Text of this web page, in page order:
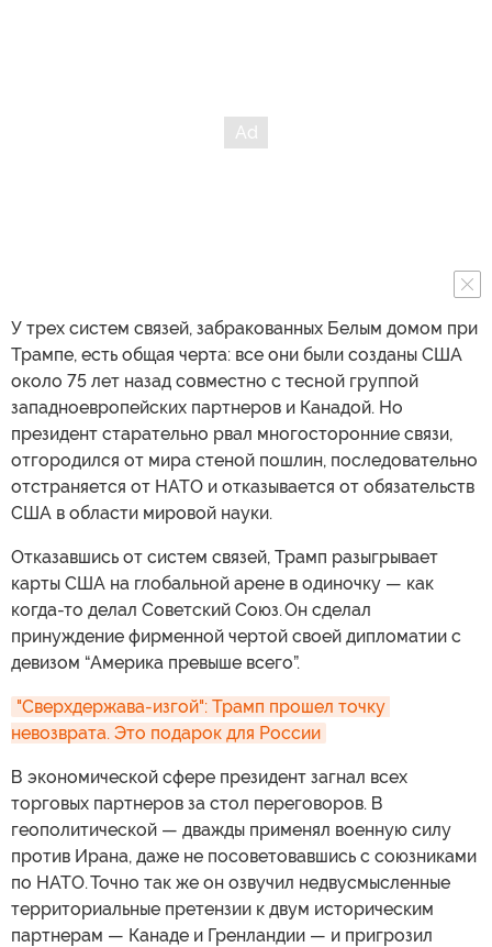
У трех систем связей, забракованных Белым домом при
Трампе, есть общая черта: все они были созданы США
около 75 лет назад совместно с тесной группой
западноевропейских партнеров и Канадой. Но
президент старательно рвал многосторонние связи,
отгородился от мира стеной пошлин, последовательно
отстраняется от НАТО и отказывается от обязательств
США в области мировой науки.
Отказавшись от систем связей, Трамп разыгрывает
карты США на глобальной арене в одиночку — как
когда-то делал Советский Союз. Он сделал
принуждение фирменной чертой своей дипломатии с
девизом “Америка превыше всего”.
"Сверхдержава-изгой": Трамп прошел точку
невозврата. Это подарок для России
В экономической сфере президент загнал всех
торговых партнеров за стол переговоров. В
геополитической — дважды применял военную силу
против Ирана, даже не посоветовавшись с союзниками
по НАТО. Точно так же он озвучил недвусмысленные
территориальные претензии к двум историческим
партнерам — Канаде и Гренландии — и пригрозил